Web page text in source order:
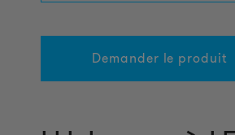
Demander le produit